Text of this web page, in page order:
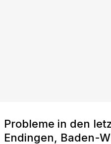
Probleme in den
Endingen, Baden-